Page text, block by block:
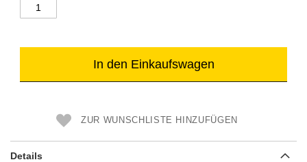
In den Einkaufswagen
ZUR WUNSCHLISTE HINZUFÜGEN
Details